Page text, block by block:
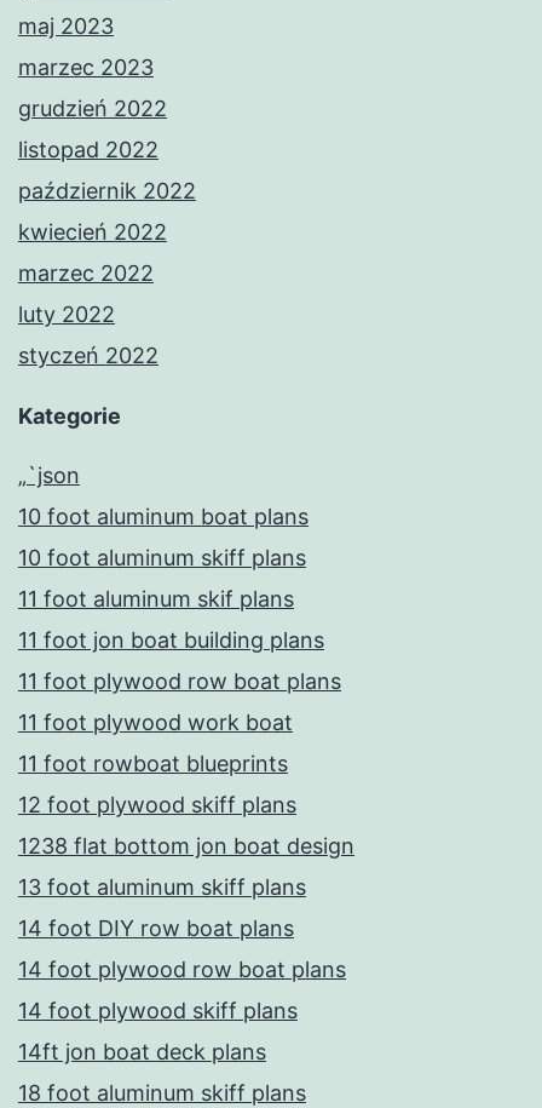
maj 2023
marzec 2023
grudzień 2022
listopad 2022
październik 2022
kwiecień 2022
marzec 2022
luty 2022
styczeń 2022
Kategorie
„`json
10 foot aluminum boat plans
10 foot aluminum skiff plans
11 foot aluminum skif plans
11 foot jon boat building plans
11 foot plywood row boat plans
11 foot plywood work boat
11 foot rowboat blueprints
12 foot plywood skiff plans
1238 flat bottom jon boat design
13 foot aluminum skiff plans
14 foot DIY row boat plans
14 foot plywood row boat plans
14 foot plywood skiff plans
14ft jon boat deck plans
18 foot aluminum skiff plans